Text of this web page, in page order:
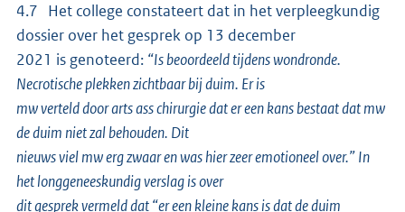
4.7 Het college constateert dat in het verpleegkundig
dossier over het gesprek op 13 december
2021 is genoteerd: “Is beoordeeld tijdens wondronde.
Necrotische plekken zichtbaar bij duim. Er is
mw verteld door arts ass chirurgie dat er een kans bestaat dat mw
de duim niet zal behouden. Dit
nieuws viel mw erg zwaar en was hier zeer emotioneel over.” In
het longgeneeskundig verslag is over
dit gesprek vermeld dat “er een kleine kans is dat de duim